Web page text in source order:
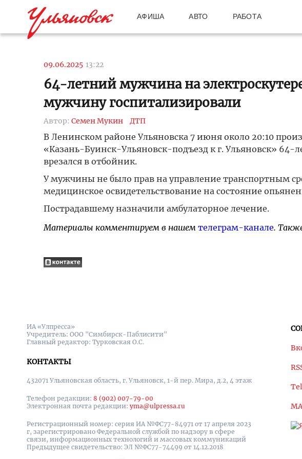
АФИША АВТО РАБОТА
09.06.2025 13:22
64-летний мужчина на
мужчину госпитализировали
Автор: Семен Мукин ДТП
В Ленинском районе Ульяновска 7 июня около 20:10
«Казань-Буинск-Ульяновск-подъезд к г. Ульяновск» 64-
врезался в отбойник.
У мужчины не было прав на управление транспортным
медицинское освидетельствование на состояние
Пострадавшему назначили амбулаторное лечение.
Материалы комментируем в нашем телеграм-канале.
ИА «Улпресса»
Учредитель: ООО "Симбирск-Паблисити"
Главный редактор: Турковская О.С.
КОНТАКТЫ
432071 Ульяновская область, г. Ульяновск, 1-й пер. Мира, д.2, 4 этаж
Телефон редакции: 8 (902) 007-79-00
Электронная почта редакции: yma@ulpressa.ru
Регистрационный номер: серия ИА №ФС77-84971 от 17 апреля 2023
г, зарегистрировано Федеральной службой по надзору в сфере
связи, информационных технологий и массовых коммуникаций
Предыдущее свидетельство: ЭЛ №ФС77-74499 от 14.12.2018